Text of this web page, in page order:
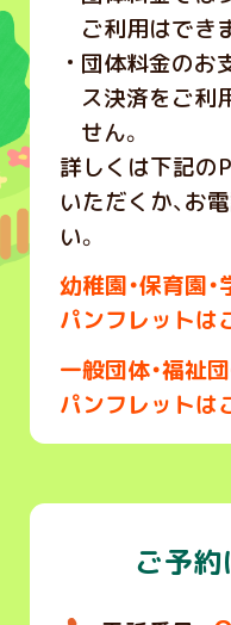
ご利用はでき
団体料金のお
ス決済をご利
せん。
詳しくは下記の
いただくか、お
い。
幼稚園・保育園
パンフレットは
一般団体・福祉
パンフレットは
ご予